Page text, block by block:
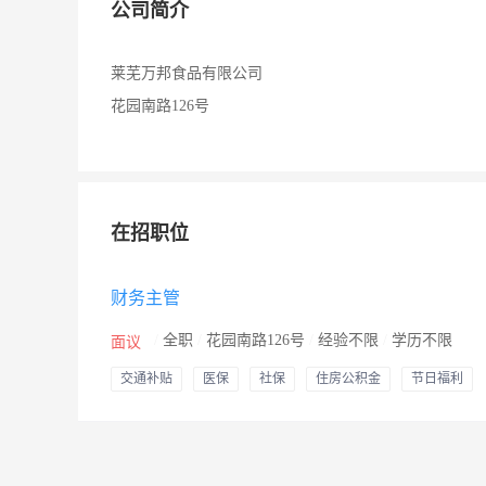
公司简介
莱芜万邦食品有限公司
花园南路126号
在招职位
财务主管
面议 全职 花园南路126号 经验不限 学历不限
交通补贴 医保 社保 住房公积金 节日福利